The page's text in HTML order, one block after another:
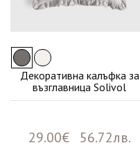
Декоративна калъфка за
възглавница Solivol
29.00€ 56.72лв.